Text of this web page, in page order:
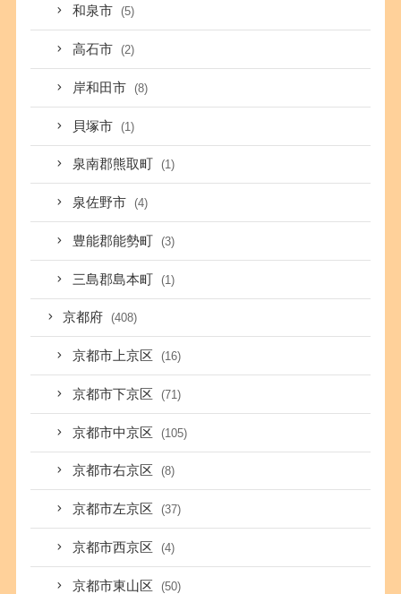
和泉市 (5)
高石市 (2)
岸和田市 (8)
貝塚市 (1)
泉南郡熊取町 (1)
泉佐野市 (4)
豊能郡能勢町 (3)
三島郡島本町 (1)
京都府 (408)
京都市上京区 (16)
京都市下京区 (71)
京都市中京区 (105)
京都市右京区 (8)
京都市左京区 (37)
京都市西京区 (4)
京都市東山区 (50)